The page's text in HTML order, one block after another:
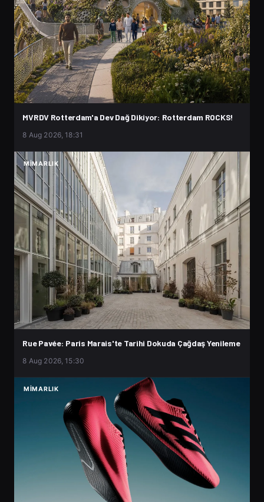
MVRDV Rotterdam'a Dev Dağ Dikiyor: Rotterdam ROCKS!
8 Aug 2026, 18:31
MIMARLIK
Rue Pavée: Paris Marais'te Tarihi Dokuda Çağdaş Yenileme
8 Aug 2026, 15:30
MIMARLIK